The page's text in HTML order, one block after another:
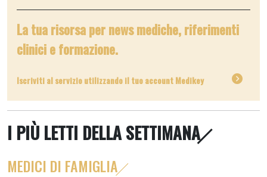
La tua risorsa per news mediche, riferimenti
clinici e formazione.
Iscriviti al servizio utilizzando il tuo account Medikey
I PIÙ LETTI DELLA SETTIMANA
MEDICI DI FAMIGLIA